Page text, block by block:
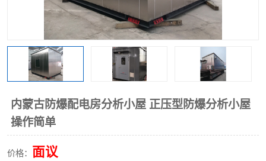
内蒙古防爆配电房分析小屋 正压型防爆分析小屋
操作简单
价格： 面议